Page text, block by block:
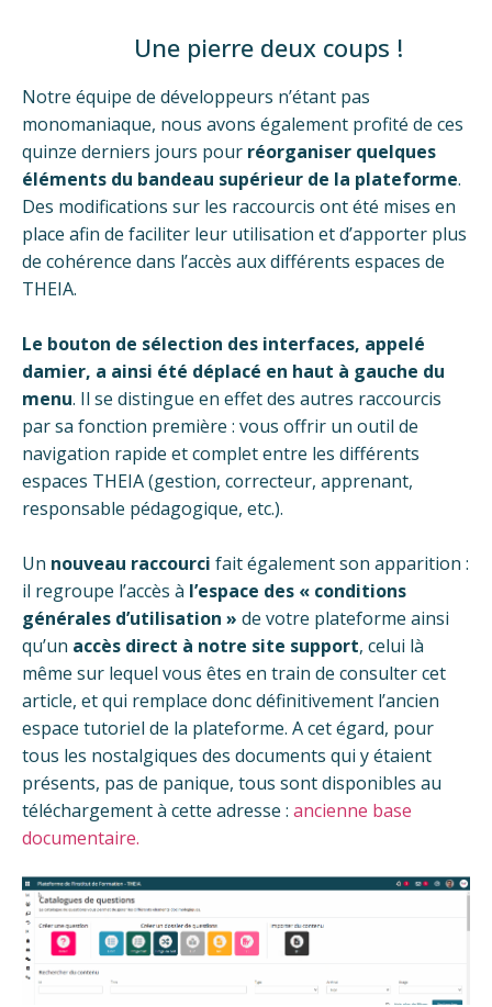
Une pierre deux coups !
Notre équipe de développeurs n’étant pas
monomaniaque, nous avons également profité de ces
quinze derniers jours pour réorganiser quelques
éléments du bandeau supérieur de la plateforme.
Des modifications sur les raccourcis ont été mises en
place afin de faciliter leur utilisation et d’apporter plus
de cohérence dans l’accès aux différents espaces de
THEIA.
Le bouton de sélection des interfaces, appelé
damier, a ainsi été déplacé en haut à gauche du
menu. Il se distingue en effet des autres raccourcis
par sa fonction première : vous offrir un outil de
navigation rapide et complet entre les différents
espaces THEIA (gestion, correcteur, apprenant,
responsable pédagogique, etc.).
Un nouveau raccourci fait également son apparition :
il regroupe l’accès à l’espace des « conditions
générales d’utilisation » de votre plateforme ainsi
qu’un accès direct à notre site support, celui là
même sur lequel vous êtes en train de consulter cet
article, et qui remplace donc définitivement l’ancien
espace tutoriel de la plateforme. A cet égard, pour
tous les nostalgiques des documents qui y étaient
présents, pas de panique, tous sont disponibles au
téléchargement à cette adresse : ancienne base
documentaire.